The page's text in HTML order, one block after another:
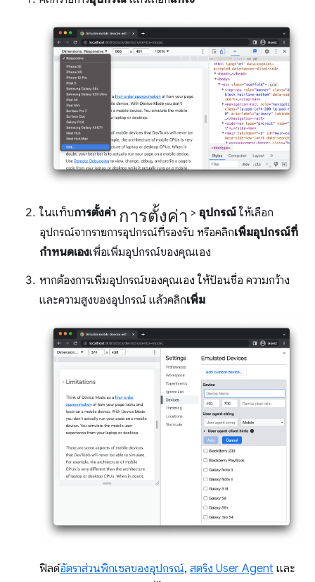
ในแท็บการตั้งค่า การตั้งค่า > อุปกรณ์ ให้เลือก
อุปกรณ์จากรายการอุปกรณ์ที่รองรับ หรือคลิกเพิ่มอุปกรณ์ที่
กำหนดเองเพื่อเพิ่มอุปกรณ์ของคุณเอง
หากต้องการเพิ่มอุปกรณ์ของคุณเอง ให้ป้อนชื่อ ความกว้าง
และความสูงของอุปกรณ์ แล้วคลิกเพิ่ม
ฟิลด์อัตราส่วนพิกเซลของอุปกรณ์, สตริง User Agent และ